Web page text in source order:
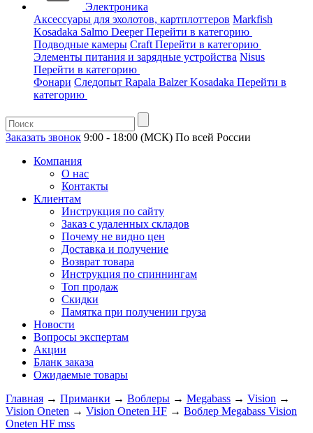
Электроника
Аксессуары для эхолотов, картплоттеров Markfish
Kosadaka Salmo DeeperПерейти в категорию
Подводные камеры Craft Перейти в категорию
Элементы питания и зарядные устройства Nisus
Перейти в категорию
Фонари Следопыт Rapala BalzerKosadaka Перейти в
категорию
Заказать звонок 9:00 - 18:00 (МСК) По всей России
Компания
О нас
Контакты
Клиентам
Инструкция по сайту
Заказ с удаленных складов
Почему не видно цен
Доставка и получение
Возврат товара
Инструкция по спиннингам
Топ продаж
Скидки
Памятка при получении груза
Новости
Вопросы экспертам
Акции
Бланк заказа
Ожидаемые товары
Главная → Приманки → Воблеры → Megabass → Vision →
Vision Oneten → Vision Oneten HF → Воблер Megabass Vision
Oneten HF mss